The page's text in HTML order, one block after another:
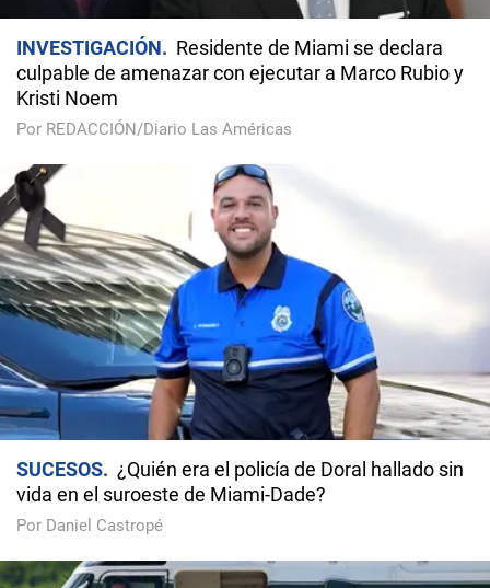
INVESTIGACIÓN
Residente de Miami se declara
culpable de amenazar con ejecutar a Marco Rubio y
Kristi Noem
Por REDACCIÓN/Diario Las Américas
SUCESOS
¿Quién era el policía de Doral hallado sin
vida en el suroeste de Miami-Dade?
Por Daniel Castropé